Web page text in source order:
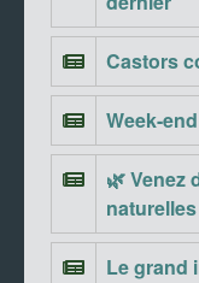
Castors
Week-
🌿 Venez
Le grand